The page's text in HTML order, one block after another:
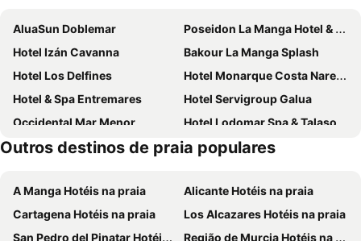
AluaSun Doblemar
Poseidon La Manga Hotel & Spa - Designed for Adults
Hotel Izán Cavanna
Bakour La Manga Splash
Hotel Los Delfines
Hotel Monarque Costa Narejos
Hotel & Spa Entremares
Hotel Servigroup Galua
Occidental Mar Menor
Hotel Lodomar Spa & Talasoterapia
Thalasia Costa de Murcia
Hotel Las Gaviotas
Ona Mar Menor Golf & Spa Resort
Hotel 525
Hotel Luabay Abity Spa
Hotel Traíña
Outros destinos de praia populares
A Manga Hotéis na praia
Alicante Hotéis na praia
Cartagena Hotéis na praia
Los Alcazares Hotéis na praia
San Pedro del Pinatar Hotéis na praia
Região de Murcia Hotéis na praia